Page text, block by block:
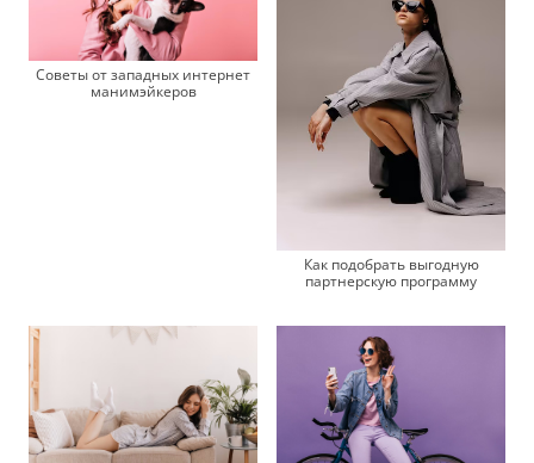
Советы от западных интернет
манимэйкеров
Как подобрать выгодную
партнерскую программу